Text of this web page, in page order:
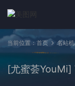
当前位置： 首页 名站
[尤蜜荟